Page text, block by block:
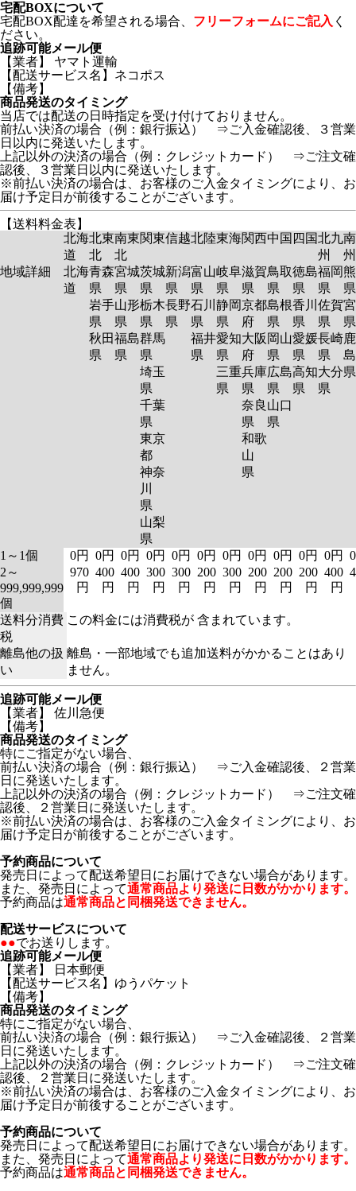
宅配BOXについて
宅配BOX配達を希望される場合、 フリーフォームにご記入 く
ださい。
追跡可能メール便
【業者】 ヤマト運輸
【配送サービス名】ネコポス
【備考】
商品発送のタイミング
当店では配送の日時指定を受け付けておりません。
前払い決済の場合（例：銀行振込） ⇒ご入金確認後、３営業
日以内に発送いたします。
上記以外の決済の場合（例：クレジットカード） ⇒ご注文確
認後、３営業日以内に発送いたします。
※前払い決済の場合は、お客様のご入金タイミングにより、お
届け予定日が前後することがございます。
【送料料金表】
北海
道
北東
北
南東
北
関東信越北陸東海関西中国 四国北九
州
州
地域詳細
北海
道
青森
県
岩手
県
秋田
県
宮城
県
山形
県
福島
県
茨城
県
栃木
県
群馬
県
埼玉
県
千葉
県
東京
都
神奈
川
県
山梨
県
新潟
県
長野
県
富山
県
石川
県
福井
県
岐阜
県
静岡
県
愛知
県
三重
県
滋賀
県
京都
府
大阪
府
兵庫
県
奈良
県
和歌
山
県
鳥取
県
島根
県
岡山
県
広島
県
山口
県
徳島
県
香川
県
愛媛
県
高知
県
福岡
県
佐賀
県
長崎
県
大分
県
島
1～1個 0円 0円 0円 0円 0円 0円 0円 0円 0円 0円 0円
2～
999,999,999
個
970
円
400
円
400
円
300
円
300
円
200
円
300
円
200
円
200
円
200
円
400
円
送料分消費
税
この料金には消費税が 含まれています。
離島他の扱
い
離島・一部地域でも追加送料がかかることはあり
ません。
追跡可能メール便
【業者】 佐川急便
【備考】
商品発送のタイミング
特にご指定がない場合、
前払い決済の場合（例：銀行振込） ⇒ご入金確認後、２営業
日に発送いたします。
上記以外の決済の場合（例：クレジットカード） ⇒ご注文確
認後、２営業日に発送いたします。
※前払い決済の場合は、お客様のご入金タイミングにより、お
届け予定日が前後することがございます。
予約商品について
発売日によって配送希望日にお届けできない場合があります。
また、発売日によって通常商品より発送に日数がかかります。
予約商品は通常商品と同梱発送できません。
配送サービスについて
●●でお送りします。
追跡可能メール便
【業者】 日本郵便
【配送サービス名】ゆうパケット
【備考】
商品発送のタイミング
特にご指定がない場合、
前払い決済の場合（例：銀行振込） ⇒ご入金確認後、２営業
日に発送いたします。
上記以外の決済の場合（例：クレジットカード） ⇒ご注文確
認後、２営業日に発送いたします。
※前払い決済の場合は、お客様のご入金タイミングにより、お
届け予定日が前後することがございます。
予約商品について
発売日によって配送希望日にお届けできない場合があります。
また、発売日によって通常商品より発送に日数がかかります。
予約商品は通常商品と同梱発送できません。